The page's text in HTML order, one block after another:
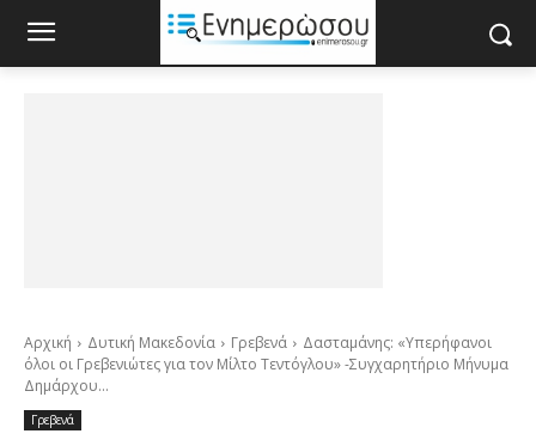
Αρχική Δυτική Μακεδονία Γρεβενά
Δασταμάνης: «Υπερήφανοι
όλοι οι Γρεβενιώτες για τον Μίλτο Τεντόγλου» -Συγχαρητήριο Μήνυμα
Δημάρχου...
Γρεβενά